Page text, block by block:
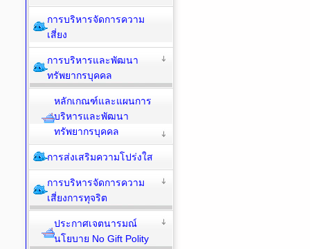
การบริหารจัดการความ
เสี่ยง
การบริหารและพัฒนา
ทรัพยากรบุคคล
หลักเกณฑ์และแผนการ
บริหารและพัฒนา
ทรัพยากรบุคคล
การส่งเสริมความโปร่งใส
การบริหารจัดการความ
เสี่ยงการทุจริต
ประกาศเจตนารมณ์
นโยบาย No Gift Polity